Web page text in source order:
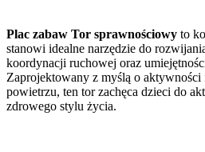
Plac zabaw Tor sprawnościowy to
stanowi idealne narzędzie do
koordynacji ruchowej oraz
Zaprojektowany z myślą o
powietrzu, ten tor zachęca dzieci do
zdrowego stylu życia.